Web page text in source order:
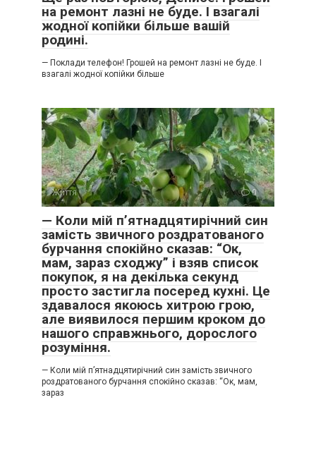
на ремонт лазні не буде. І взагалі
жодної копійки більше вашій
родині.
— Поклади телефон! Грошей на ремонт лазні не буде. І
взагалі жодної копійки більше
Життя 0
— Коли мій п’ятнадцятирічний син
замість звичного роздратованого
бурчання спокійно сказав: “Ок,
мам, зараз сходжу” і взяв список
покупок, я на декілька секунд
просто застигла посеред кухні. Це
здавалося якоюсь хитрою грою,
але виявилося першим кроком до
нашого справжнього, дорослого
розуміння.
— Коли мій п’ятнадцятирічний син замість звичного
роздратованого бурчання спокійно сказав: “Ок, мам,
зараз